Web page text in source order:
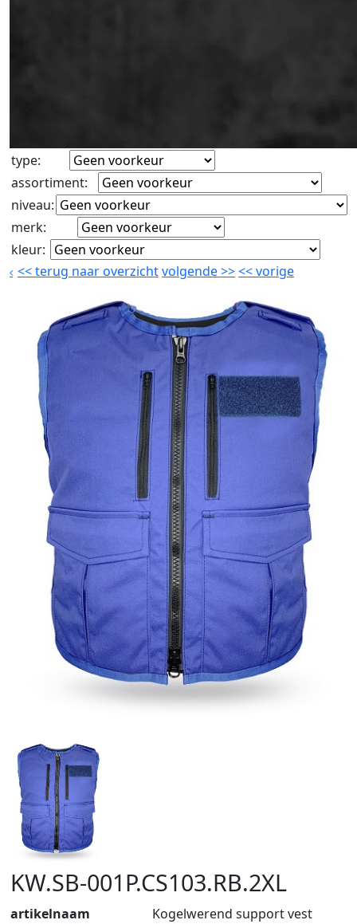
type:
assortiment:
niveau:
merk:
kleur:
<<terug naar overzichtvolgende>><<vorige
KW.SB-001P.CS103.RB.2XL
artikelnaam Kogelwerend support vest